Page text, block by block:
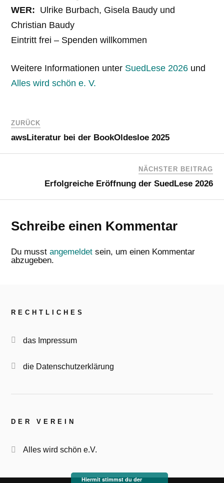
WER: Ulrike Burbach, Gisela Baudy und
Christian Baudy
Eintritt frei – Spenden willkommen
Weitere Informationen unter SuedLese 2026 und
Alles wird schön e. V.
ZURÜCK
awsLiteratur bei der BookOldesloe 2025
NÄCHSTER BEITRAG
Erfolgreiche Eröffnung der SuedLese 2026
Schreibe einen Kommentar
Du musstangemeldet sein, um einen Kommentar
abzugeben.
RECHTLICHES
das Impressum
die Datenschutzerklärung
DER VEREIN
Alles wird schön e.V.
Hiermit stimmst du der